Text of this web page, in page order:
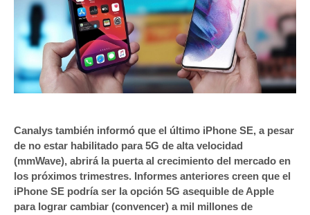
Canalys también informó que el último iPhone SE, a pesar
de no estar habilitado para 5G de alta velocidad
(mmWave), abrirá la puerta al crecimiento del mercado en
los próximos trimestres. Informes anteriores creen que el
iPhone SE podría ser la opción 5G asequible de Apple
para lograr cambiar (convencer) a mil millones de